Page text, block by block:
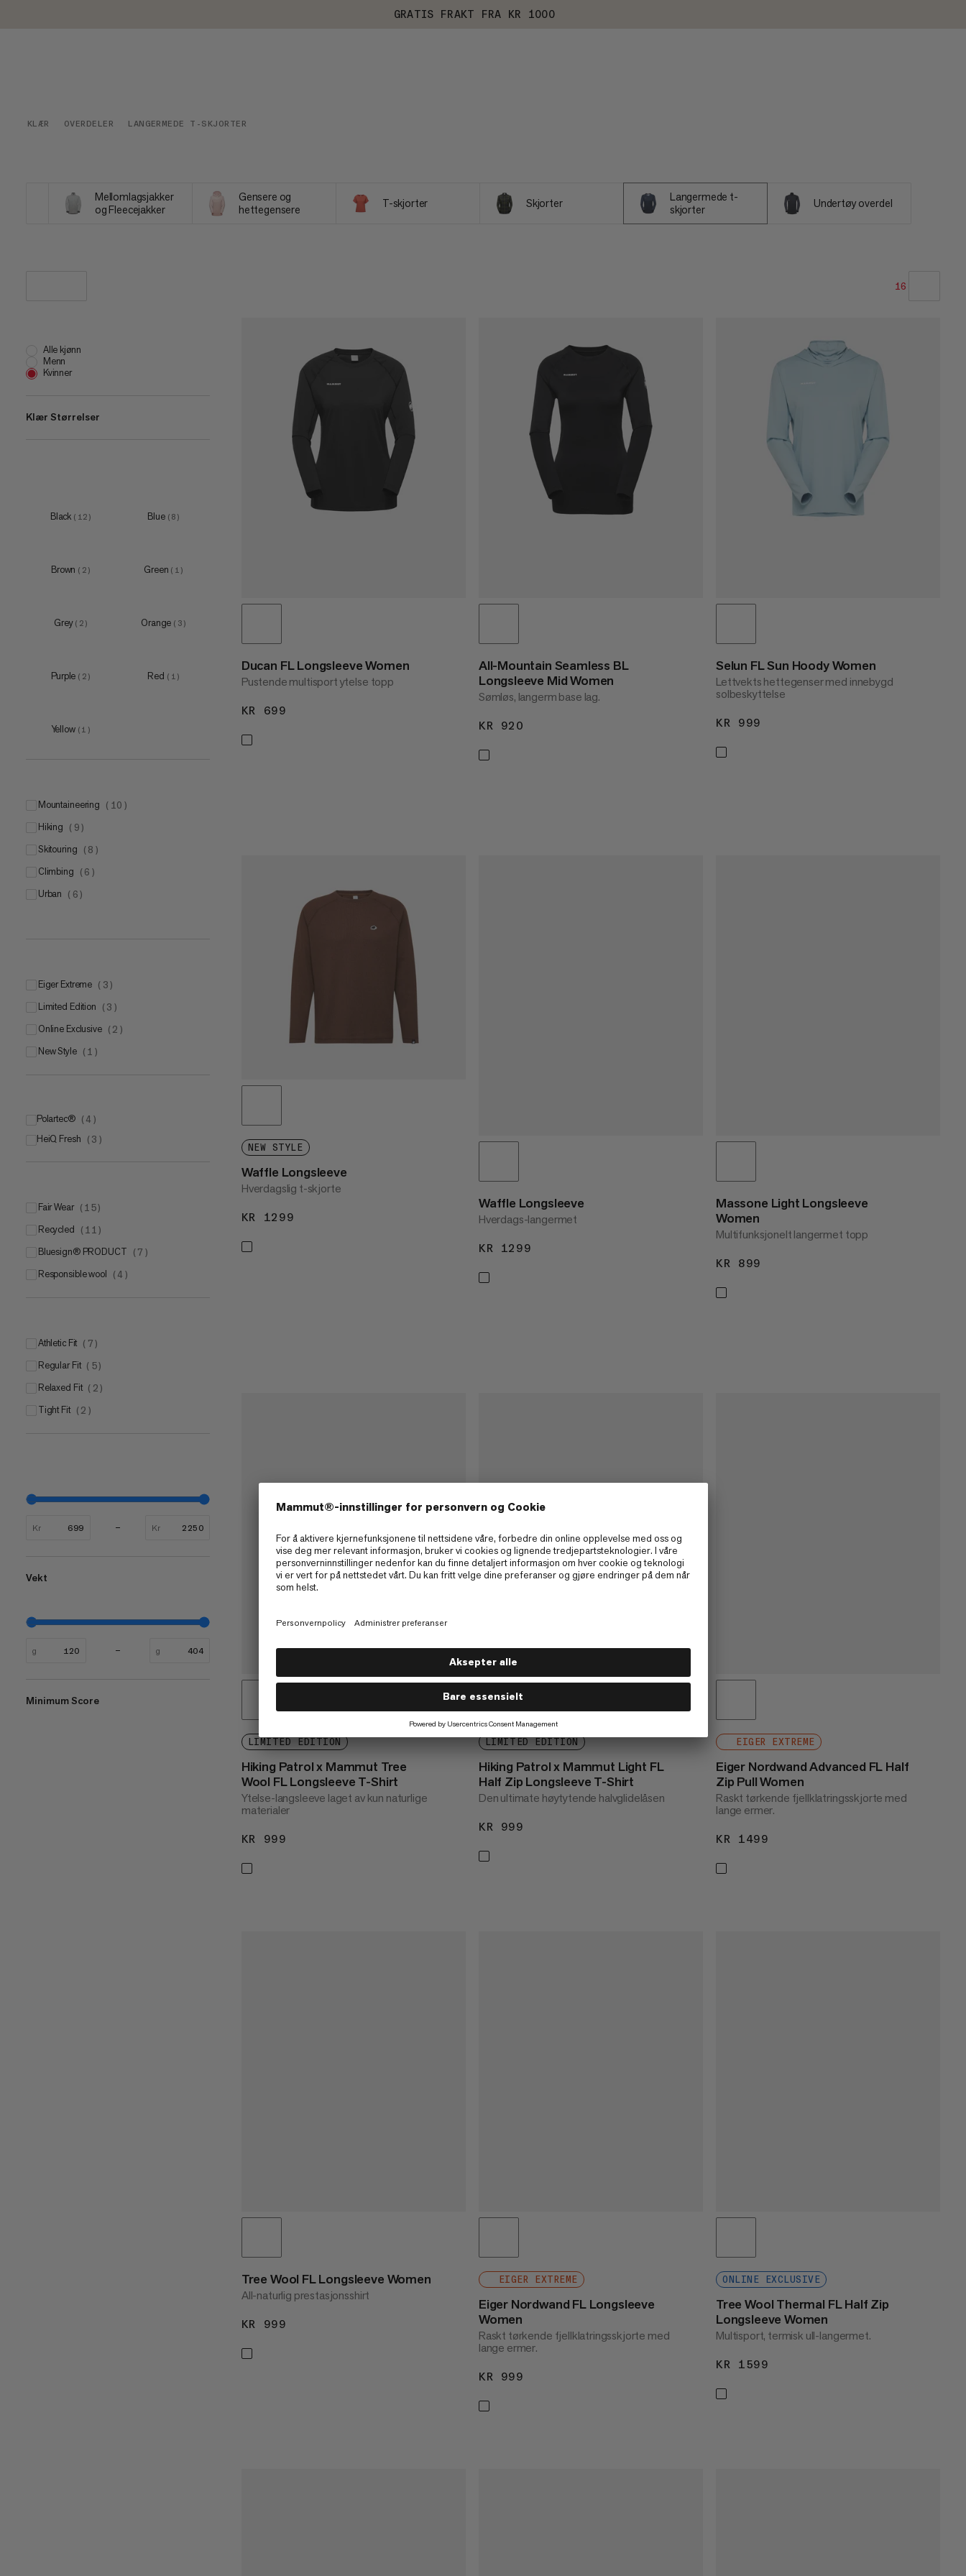
GRATIS FRAKT FRA KR 1000
KLÆR OVERDELER LANGERMEDE T-SKJORTER
Mellomlagsjakker
og Fleecejakker
Gensere og
hettegensere
T-skjorter Skjorter
Langermede t-
skjorter
Undertøy overdel
16
PRIS LAV TIL HØY
HVA ER NYTT
RANGERING
Alle kjønn
Menn
Kvinner
Klær Størrelser
XXL (5)
)
Black ( 12 ) Blue ( 8 )
Brown ( 2 ) Green ( 1 )
Grey ( 2 ) Orange ( 3 )
Purple ( 2 ) Red ( 1 )
Yellow ( 1 )
mountaineering ( 10 )
hiking ( 9 )
skitouring ( 8 )
climbing ( 6 )
urban ( 6 )
Eiger Extreme ( 3 )
Limited Edition ( 3 )
Online Exclusive ( 2 )
New Style ( 1 )
Polartec® ( 4 )
Polartec® Power GridTM
HeiQ Fresh ( 3 )
Fair Wear ( 15)
Recycled ( 11 )
bluesign® PRODUCT ( 7 )
Responsible wool ( 4 )
Athletic Fit ( 7 )
Regular Fit ( 5)
Relaxed Fit ( 2 )
Tight Fit ( 2 )
Kr Kr
Vekt
g g
Minimum Score
Ducan FL Longsleeve Women
Pustende multisport ytelse topp
KR 699
All-Mountain Seamless BL
Longsleeve Mid Women
Sømløs, langerm base lag.
KR 920
Selun FL Sun Hoody Women
Lettvekts hettegenser med innebygd
solbeskyttelse
KR 999
NEW STYLE
Waffle Longsleeve
Hverdagslig t-skjorte
KR 1299
Waffle Longsleeve
Hverdags-langermet
KR 1299
Massone Light Longsleeve
Women
Multifunksjonelt langermet topp
KR 899
LIMITED EDITION
Hiking Patrol x Mammut Tree
Wool FL Longsleeve T-Shirt
Ytelse-langsleeve laget av kun naturlige
materialer
KR 999
LIMITED EDITION
Hiking Patrol x Mammut Light FL
Half Zip Longsleeve T-Shirt
Den ultimate høytytende halvglidelåsen
KR 999
EIGER EXTREME
Eiger Nordwand Advanced FL Half
Zip Pull Women
Raskt tørkende fjellklatringsskjorte med
lange ermer.
KR 1499
Tree Wool FL Longsleeve Women
All-naturlig prestasjonsshirt
KR 999
EIGER EXTREME
Eiger Nordwand FL Longsleeve
Women
Raskt tørkende fjellklatringsskjorte med
lange ermer.
KR 999
ONLINE EXCLUSIVE
Tree Wool Thermal FL Half Zip
Longsleeve Women
Multisport, termisk ull-langermet.
KR 1599